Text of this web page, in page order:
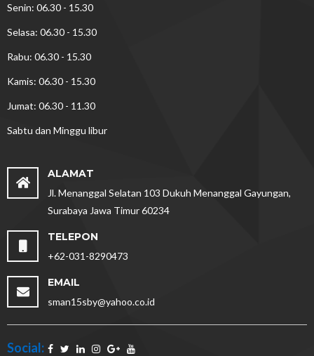
Senin: 06.30 - 15.30
Selasa: 06.30 - 15.30
Rabu: 06.30 - 15.30
Kamis: 06.30 - 15.30
Jumat: 06.30 - 11.30
Sabtu dan Minggu libur
ALAMAT
Jl. Menanggal Selatan 103 Dukuh Menanggal Gayungan,
Surabaya Jawa Timur 60234
TELEPON
+62-031-8290473
EMAIL
sman15sby@yahoo.co.id
Social: